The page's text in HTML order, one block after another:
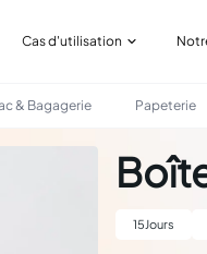
Cas d'utilisation
& Bagagerie Papeterie
15 Jours